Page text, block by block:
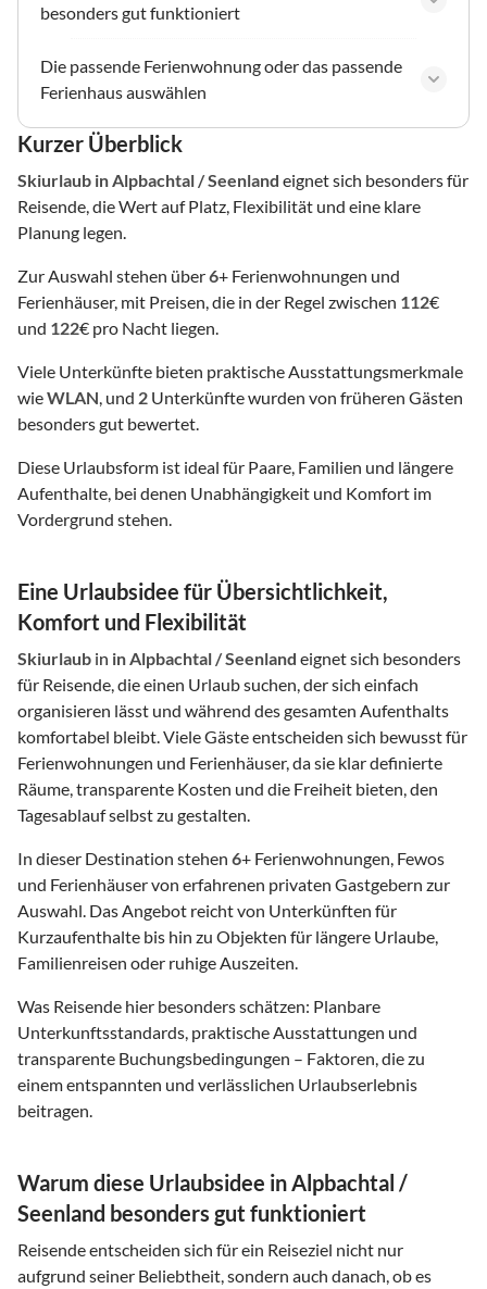
besonders gut funktioniert
Die passende Ferienwohnung oder das passende
Ferienhaus auswählen
Kurzer Überblick
Skiurlaub in Alpbachtal / Seenland eignet sich besonders für
Reisende, die Wert auf Platz, Flexibilität und eine klare
Planung legen.
Zur Auswahl stehen über6+ Ferienwohnungen und
Ferienhäuser, mit Preisen, die in der Regel zwischen 112€
und 122€ pro Nacht liegen.
Viele Unterkünfte bieten praktische Ausstattungsmerkmale
wieWLAN, und 2 Unterkünfte wurden von früheren Gästen
besonders gut bewertet.
Diese Urlaubsform ist ideal für Paare, Familien und längere
Aufenthalte, bei denen Unabhängigkeit und Komfort im
Vordergrund stehen.
Eine Urlaubsidee für Übersichtlichkeit,
Komfort und Flexibilität
Skiurlaub in in Alpbachtal / Seenland eignet sich besonders
für Reisende, die einen Urlaub suchen, der sich einfach
organisieren lässt und während des gesamten Aufenthalts
komfortabel bleibt. Viele Gäste entscheiden sich bewusst für
Ferienwohnungen und Ferienhäuser, da sie klar definierte
Räume, transparente Kosten und die Freiheit bieten, den
Tagesablauf selbst zu gestalten.
In dieser Destination stehen 6+ Ferienwohnungen, Fewos
und Ferienhäuser von erfahrenen privaten Gastgebern zur
Auswahl. Das Angebot reicht von Unterkünften für
Kurzaufenthalte bis hin zu Objekten für längere Urlaube,
Familienreisen oder ruhige Auszeiten.
Was Reisende hier besonders schätzen: Planbare
Unterkunftsstandards, praktische Ausstattungen und
transparente Buchungsbedingungen – Faktoren, die zu
einem entspannten und verlässlichen Urlaubserlebnis
beitragen.
Warum diese Urlaubsidee in Alpbachtal /
Seenland besonders gut funktioniert
Reisende entscheiden sich für ein Reiseziel nicht nur
aufgrund seiner Beliebtheit, sondern auch danach, ob es